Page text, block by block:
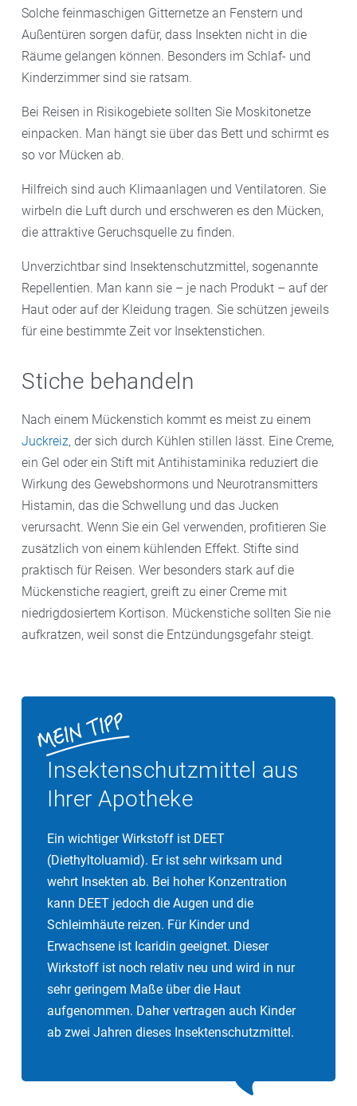
Solche feinmaschigen Gitternetze an Fenstern und
Außentüren sorgen dafür, dass Insekten nicht in die
Räume gelangen können. Besonders im Schlaf- und
Kinderzimmer sind sie ratsam.
Bei Reisen in Risikogebiete sollten Sie Moskitonetze
einpacken. Man hängt sie über das Bett und schirmt es
so vor Mücken ab.
Hilfreich sind auch Klimaanlagen und Ventilatoren. Sie
wirbeln die Luft durch und erschweren es den Mücken,
die attraktive Geruchsquelle zu finden.
Unverzichtbar sind Insektenschutzmittel, sogenannte
Repellentien. Man kann sie – je nach Produkt – auf der
Haut oder auf der Kleidung tragen. Sie schützen jeweils
für eine bestimmte Zeit vor Insektenstichen.
Stiche behandeln
Nach einem Mückenstich kommt es meist zu einem
Juckreiz, der sich durch Kühlen stillen lässt. Eine Creme,
ein Gel oder ein Stift mit Antihistaminika reduziert die
Wirkung des Gewebshormons und Neurotransmitters
Histamin, das die Schwellung und das Jucken
verursacht. Wenn Sie ein Gel verwenden, profitieren Sie
zusätzlich von einem kühlenden Effekt. Stifte sind
praktisch für Reisen. Wer besonders stark auf die
Mückenstiche reagiert, greift zu einer Creme mit
niedrigdosiertem Kortison. Mückenstiche sollten Sie nie
aufkratzen, weil sonst die Entzündungsgefahr steigt.
Insektenschutzmittel aus
Ihrer Apotheke
Ein wichtiger Wirkstoff ist DEET
(Diethyltoluamid). Er ist sehr wirksam und
wehrt Insekten ab. Bei hoher Konzentration
kann DEET jedoch die Augen und die
Schleimhäute reizen. Für Kinder und
Erwachsene ist Icaridin geeignet. Dieser
Wirkstoff ist noch relativ neu und wird in nur
sehr geringem Maße über die Haut
aufgenommen. Daher vertragen auch Kinder
ab zwei Jahren dieses Insektenschutzmittel.